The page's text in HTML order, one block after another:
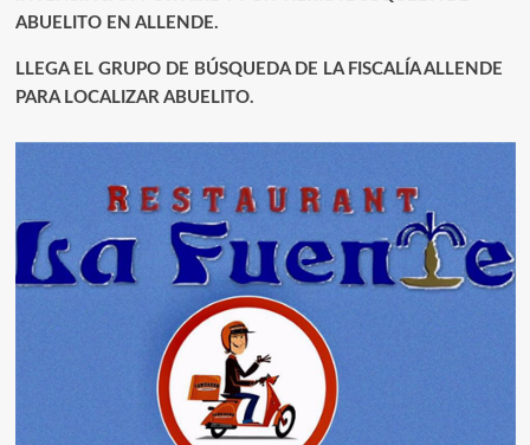
ABUELITO EN ALLENDE.
LLEGA EL GRUPO DE BÚSQUEDA DE LA FISCALÍA ALLENDE
PARA LOCALIZAR ABUELITO.